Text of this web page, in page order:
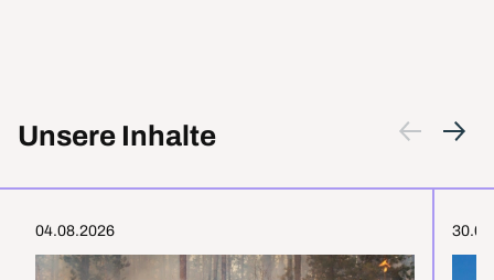
Unsere Inhalte
04.08.2026